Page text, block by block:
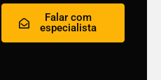
Falar com
especialista